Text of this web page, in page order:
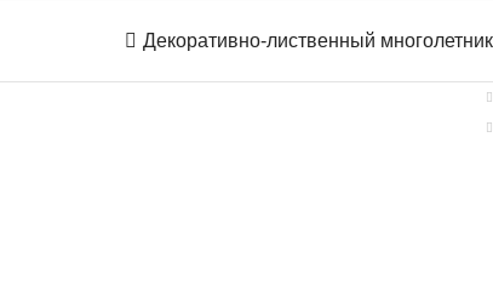
Декоративно-лиственный многолетник